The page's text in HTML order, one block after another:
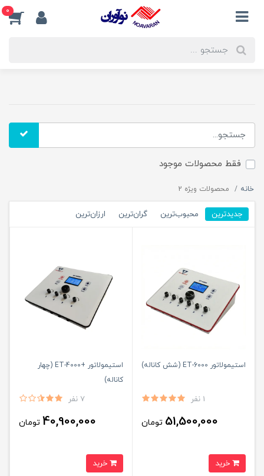
0
فقط محصولات موجود
خانه محصولات ویژه 2
جدیدترین محبوب‌ترین گران‌ترین ارزان‌ترین
استیمولاتور ET-6000 (شش کاناله)
1 نفر
51,500,000 تومان
استیمولاتور +ET-4000 (چهار
کاناله)
7 نفر
40,900,000 تومان